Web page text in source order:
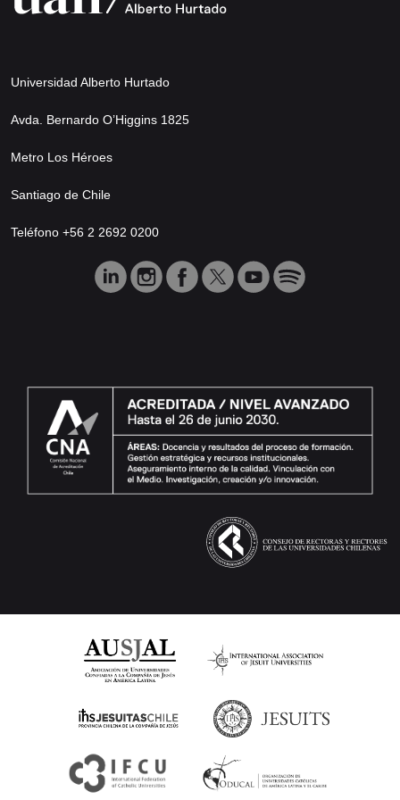
Universidad Alberto Hurtado
Avda. Bernardo O’Higgins 1825
Metro Los Héroes
Santiago de Chile
Teléfono +56 2 2692 0200